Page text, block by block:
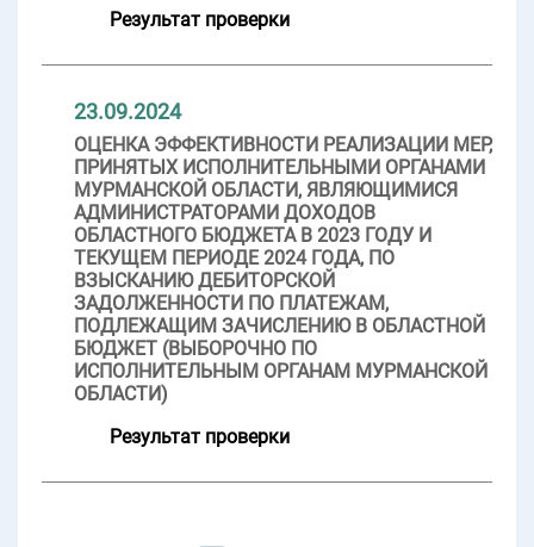
Результат проверки
23.09.2024
ОЦЕНКА ЭФФЕКТИВНОСТИ РЕАЛИЗАЦИИ МЕР,
ПРИНЯТЫХ ИСПОЛНИТЕЛЬНЫМИ ОРГАНАМИ
МУРМАНСКОЙ ОБЛАСТИ, ЯВЛЯЮЩИМИСЯ
АДМИНИСТРАТОРАМИ ДОХОДОВ
ОБЛАСТНОГО БЮДЖЕТА В 2023 ГОДУ И
ТЕКУЩЕМ ПЕРИОДЕ 2024 ГОДА, ПО
ВЗЫСКАНИЮ ДЕБИТОРСКОЙ
ЗАДОЛЖЕННОСТИ ПО ПЛАТЕЖАМ,
ПОДЛЕЖАЩИМ ЗАЧИСЛЕНИЮ В ОБЛАСТНОЙ
БЮДЖЕТ (ВЫБОРОЧНО ПО
ИСПОЛНИТЕЛЬНЫМ ОРГАНАМ МУРМАНСКОЙ
ОБЛАСТИ)
Результат проверки